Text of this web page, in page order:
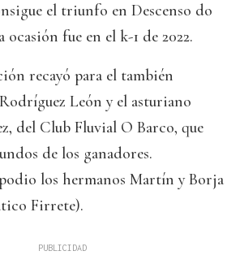
el triunfo en Descenso do
ocasión fue en el k-1 de 2022.
recayó para el también
León y el asturiano
del Club Fluvial O Barco, que
de los ganadores.
los hermanos Martín y Borja
Firrete).